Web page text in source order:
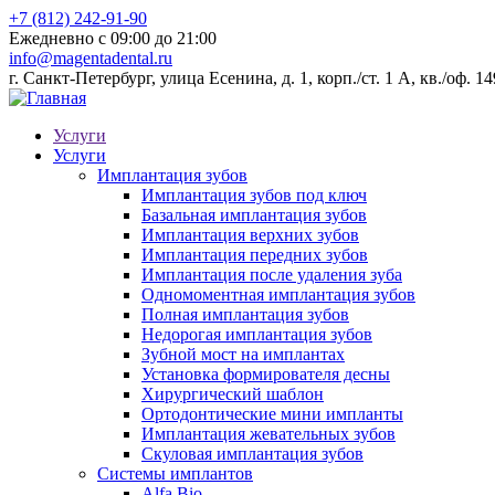
+7 (812) 242-91-90
Ежедневно с 09:00 до 21:00
info@magentadental.ru
г. Санкт-Петербург, улица Есенина, д. 1, корп./ст. 1 А, кв./оф.
Услуги
Услуги
Имплантация зубов
Имплантация зубов под ключ
Базальная имплантация зубов
Имплантация верхних зубов
Имплантация передних зубов
Имплантация после удаления зуба
Одномоментная имплантация зубов
Полная имплантация зубов
Недорогая имплантация зубов
Зубной мост на имплантах
Установка формирователя десны
Хирургический шаблон
Ортодонтические мини импланты
Имплантация жевательных зубов
Скуловая имплантация зубов
Системы имплантов